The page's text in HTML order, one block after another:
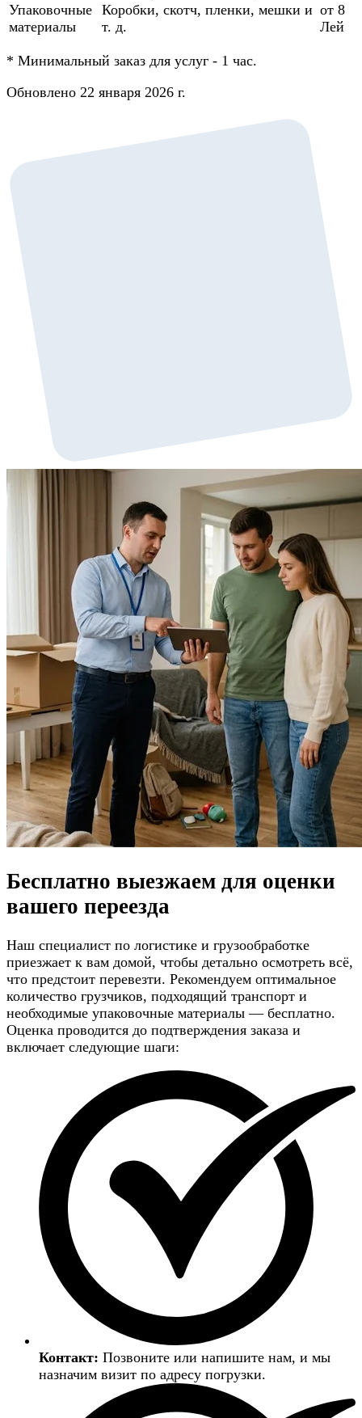
Упаковочные
материалы
Коробки, скотч, пленки, мешки и
т. д.
от 8
Лей
* Минимальный заказ для услуг - 1 час.
Обновлено 22 января 2026 г.
Бесплатно выезжаем для оценки
вашего переезда
Наш специалист по логистике и грузообработке
приезжает к вам домой, чтобы детально осмотреть всё,
что предстоит перевезти. Рекомендуем оптимальное
количество грузчиков, подходящий транспорт и
необходимые упаковочные материалы — бесплатно.
Оценка проводится до подтверждения заказа и
включает следующие шаги:
Контакт: Позвоните или напишите нам, и мы
назначим визит по адресу погрузки.